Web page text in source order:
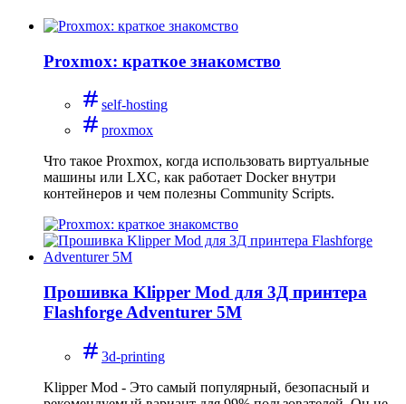
Proxmox: краткое знакомство
self-hosting
proxmox
Что такое Proxmox, когда использовать виртуальные
машины или LXC, как работает Docker внутри
контейнеров и чем полезны Community Scripts.
Прошивка Klipper Mod для 3Д принтера
Flashforge Adventurer 5M
3d-printing
Klipper Mod - Это самый популярный, безопасный и